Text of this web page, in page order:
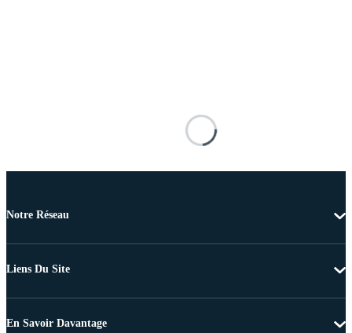
Notre Réseau
Liens Du Site
En Savoir Davantage